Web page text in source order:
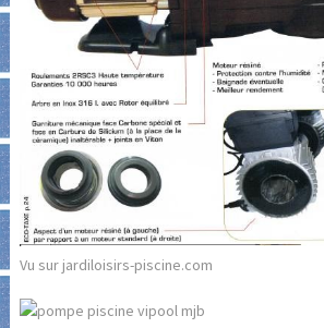
Vu sur jardiloisirs-piscine.com